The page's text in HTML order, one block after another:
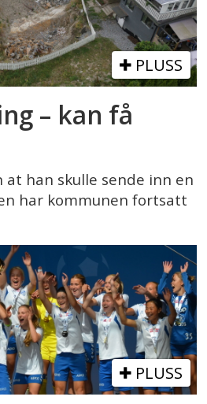
PLUSS
– kan få
at han skulle sende inn en
har kommunen fortsatt
PLUSS